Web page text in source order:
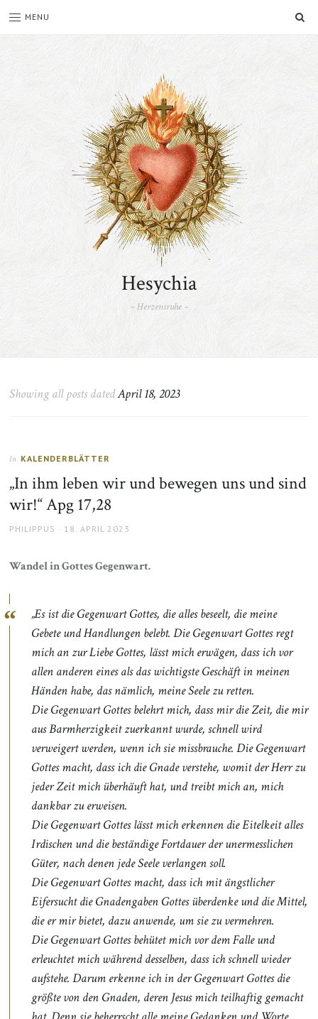
MENU
Hesychia
– Herzensruhe –
Showing all posts datedApril 18, 2023
In KALENDERBLÄTTER
„In ihm leben wir und bewegen uns und sind
wir!“ Apg 17,28
AUTHOR
PHILIPPUS
POSTED
18. APRIL 2023
Wandel in Gottes Gegenwart.
„Es ist die Gegenwart Gottes, die alles beseelt, die meine
Gebete und Handlungen belebt. Die Gegenwart Gottes regt
mich an zur Liebe Gottes, lässt mich erwägen, dass ich vor
allen anderen eines als das wichtigste Geschäft in meinen
Händen habe, das nämlich, meine Seele zu retten.
Die Gegenwart Gottes belehrt mich, dass mir die Zeit, die mir
aus Barmherzigkeit zuerkannt wurde, schnell wird
verweigert werden, wenn ich sie missbrauche. Die Gegenwart
Gottes macht, dass ich die Gnade verstehe, womit der Herr zu
jeder Zeit mich überhäuft hat, und treibt mich an, mich
dankbar zu erweisen.
Die Gegenwart Gottes lässt mich erkennen die Eitelkeit alles
Irdischen und die beständige Fortdauer der unermesslichen
Güter, nach denen jede Seele verlangen soll.
Die Gegenwart Gottes macht, dass ich mit ängstlicher
Eifersucht die Gnadengaben Gottes überdenke und die Mittel,
die er mir bietet, dazu anwende, um sie zu vermehren.
Die Gegenwart Gottes behütet mich vor dem Falle und
erleuchtet mich während desselben, dass ich schnell wieder
aufstehe. Darum erkenne ich in der Gegenwart Gottes die
größte von den Gnaden, deren Jesus mich teilhaftig gemacht